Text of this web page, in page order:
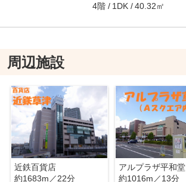
4階 1DK 40.32㎡
周辺施設
近鉄百貨店
約1683m／22分
アルプラザ平和堂
約1016m／13分